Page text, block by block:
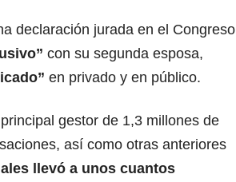
declaración jurada en el Congreso
con su segunda esposa,
en privado y en público.
gestor de 1,3 millones de
así como otras anteriores
llevó a unos cuantos